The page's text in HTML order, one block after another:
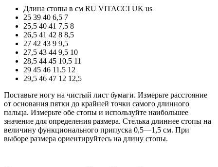
Длина стопы в см RU VITACCI UK us
25 39 40 6,5 7
25,5 40 41 7,5 8
26,5 41 42 8 8,5
27 42 43 9 9,5
27,5 43 44 9,5 10
28,5 44 45 10,5 11
29 45 46 11,5 12
29,5 46 47 12 12,5
Поставьте ногу на чистый лист бумаги. Измерьте расстояние
от основания пятки до крайней точки самого длинного
пальца. Измерьте обе стопы и используйте наибольшее
значение для определения размера. Стелька длиннее стопы на
величину функционального припуска 0,5—1,5 см. При
выборе размера ориентируйтесь на длину стопы.